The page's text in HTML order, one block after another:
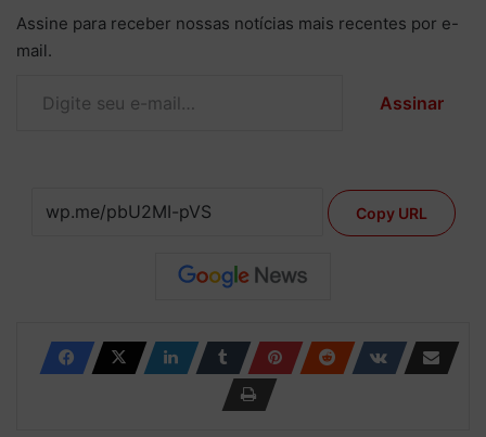
Assine para receber nossas notícias mais recentes por e-
mail.
Assinar
Copy URL